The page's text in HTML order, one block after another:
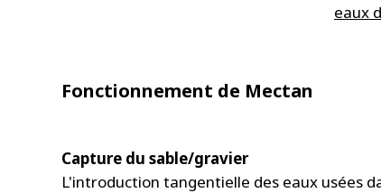
eaux
Fonctionnement de Mectan
Capture du sable/gravier
L'introduction tangentielle des eaux usées